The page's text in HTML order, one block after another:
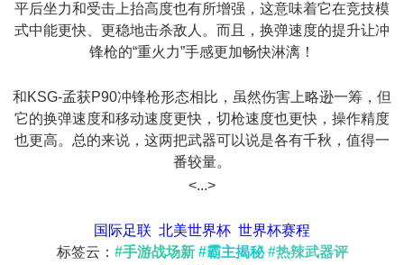
平后坐力和受击上抬高度也有所增强，这意味着它在竞技模
式中能更快、更稳地击杀敌人。而且，换弹速度的提升让冲
锋枪的“重火力”手感更加畅快淋漓！
和KSG-孟获P90冲锋枪形态相比，虽然伤害上略逊一筹，但
它的换弹速度和移动速度更快，切枪速度也更快，操作精度
也更高。总的来说，这两把武器可以说是各有千秋，值得一
番较量。
<...>
国际足联 北美世界杯 世界杯赛程
标签云： #手游战场新 #霸主揭秘 #热辣武器评